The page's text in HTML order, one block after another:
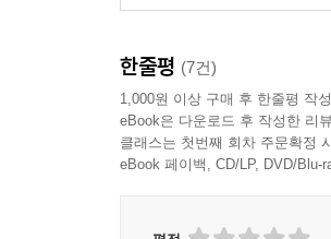
한줄평 (7건)
1,000원 이상 구매 후 한줄평 작
eBook은 다운로드 후 작성한 리
클래스는 첫번째 회차 주문확정
eBook 페이백, CD/LP, DVD/